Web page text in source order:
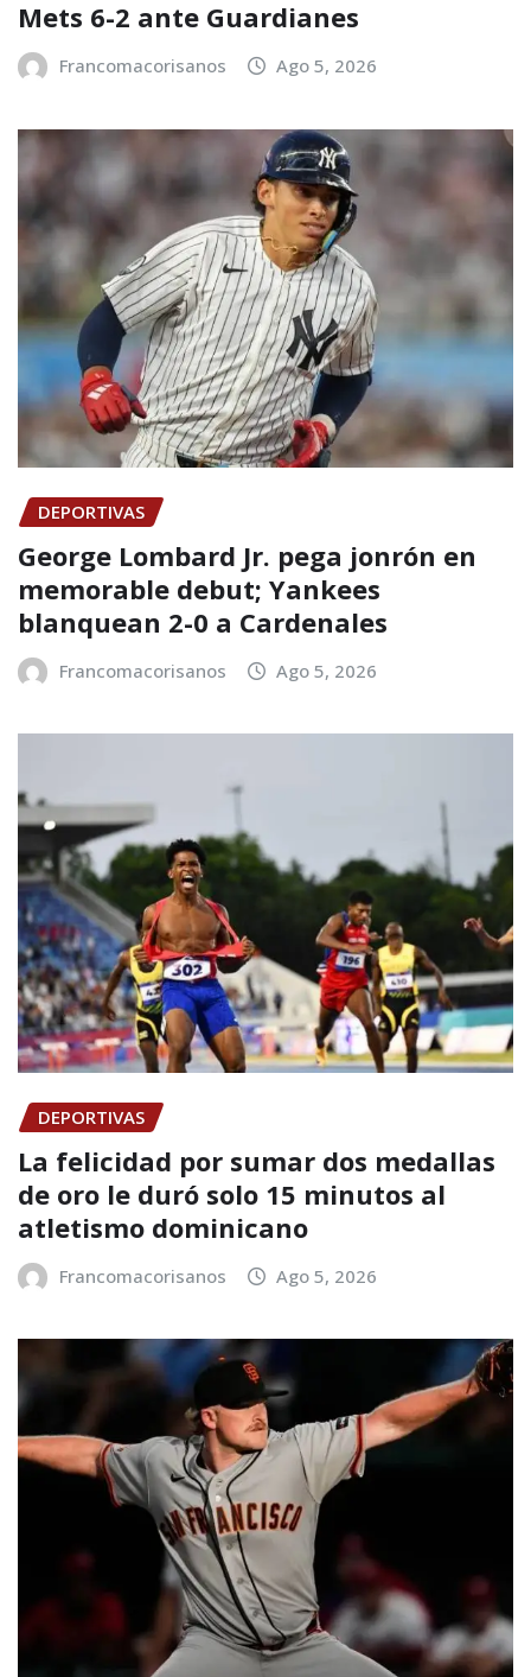
Mets 6-2 ante Guardianes
Francomacorisanos Ago 5, 2026
DEPORTIVAS
George Lombard Jr. pega jonrón en
memorable debut; Yankees
blanquean 2-0 a Cardenales
Francomacorisanos Ago 5, 2026
DEPORTIVAS
La felicidad por sumar dos medallas
de oro le duró solo 15 minutos al
atletismo dominicano
Francomacorisanos Ago 5, 2026